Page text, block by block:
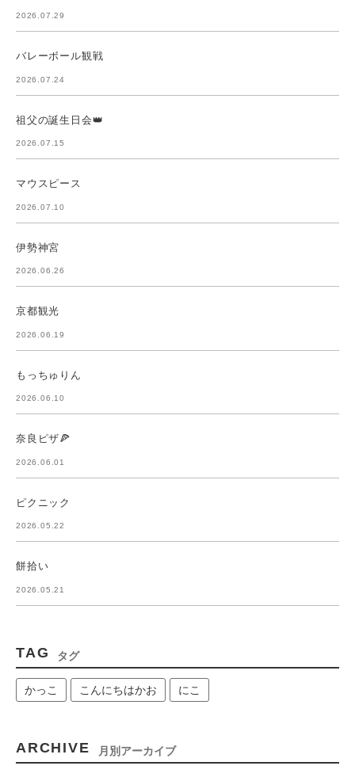
2026.07.29
バレーボール観戦
2026.07.24
祖父の誕生日会👑
2026.07.15
マウスピース
2026.07.10
伊勢神宮
2026.06.26
京都観光
2026.06.19
もっちゅりん
2026.06.10
奈良ピザ🍕
2026.06.01
ピクニック
2026.05.22
餅拾い
2026.05.21
TAG タグ
かっこ こんにちはかお にこ
ARCHIVE 月別アーカイブ